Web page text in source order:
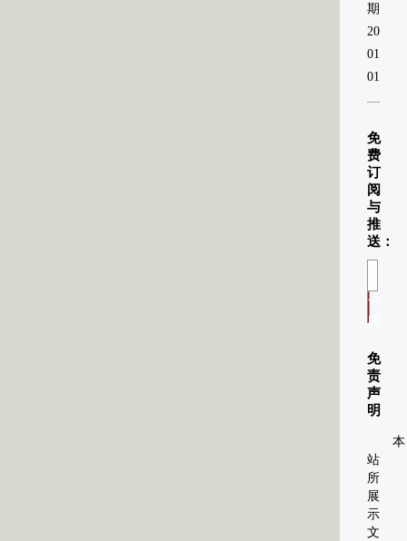
期：
2021-
01-
01
免
费
订
阅
与
推
送：
订
阅
免
责
声
明
本
站
所
展
示
文